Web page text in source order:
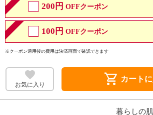
200円 OFFクーポン
100円 OFFクーポン
※クーポン適用後の費用は決済画面で確認できます
お気に入り shopping_cart カート
暮らしの